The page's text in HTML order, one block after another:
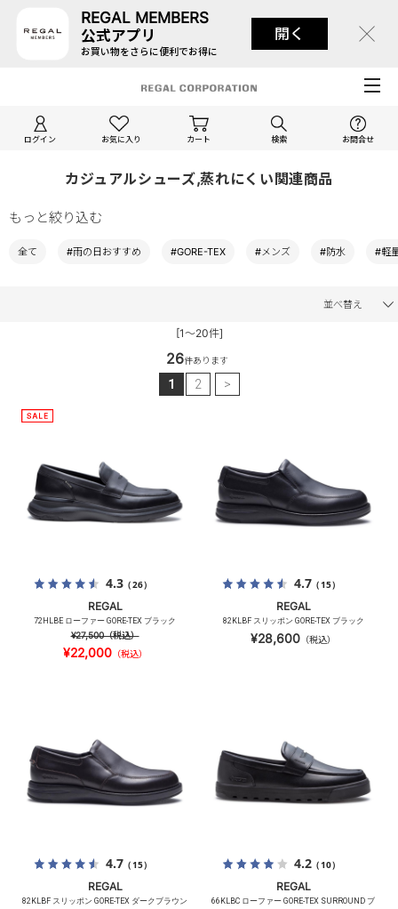
REGAL MEMBERS
公式アプリ
お買い物をさらに便利でお得に
開く
ログイン お気に入り カート 検索 お問合せ
カジュアルシューズ,蒸れにくい関連商品
もっと絞り込む
全て #雨の日おすすめ #GORE-TEX #メンズ #防水 #軽
並べ替え
[1～20件]
26件あります
1 2 >
4.3（26）
REGAL
72HLBE ローファー GORE-TEX ブラック
¥27,500（税込）
¥22,000（税込）
4.7（15）
REGAL
82KLBF スリッポン GORE-TEX ブラック
¥28,600 （税込）
4.7（15）
REGAL
82KLBF スリッポン GORE-TEX ダークブラウン
4.2（10）
REGAL
66KLBC ローファー GORE-TEX SURROUND ブ